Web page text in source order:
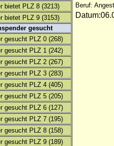
bietet PLZ 8 (3213)
bietet PLZ 9 (3153)
gesucht
gesucht PLZ 0 (268)
gesucht PLZ 1 (242)
gesucht PLZ 2 (267)
gesucht PLZ 3 (283)
gesucht PLZ 4 (405)
gesucht PLZ 5 (205)
gesucht PLZ 6 (127)
gesucht PLZ 7 (195)
gesucht PLZ 8 (158)
gesucht PLZ 9 (189)
Beruf: